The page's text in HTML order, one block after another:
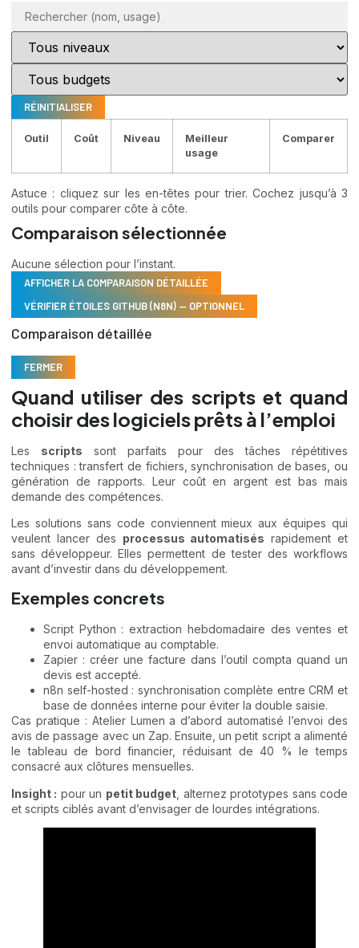
RÉINITIALISER
Outil Coût Niveau
Meilleur
usage
Comparer
Astuce : cliquez sur les en-têtes pour trier. Cochez jusqu’à 3
outils pour comparer côte à côte.
Comparaison sélectionnée
Aucune sélection pour l’instant.
AFFICHER LA COMPARAISON DÉTAILLÉE
VÉRIFIER ÉTOILES GITHUB (N8N) — OPTIONNEL
Comparaison détaillée
FERMER
Quand utiliser des scripts et quand
choisir des logiciels prêts à l’emploi
Les scripts sont parfaits pour des tâches répétitives
techniques : transfert de fichiers, synchronisation de bases, ou
génération de rapports. Leur coût en argent est bas mais
demande des compétences.
Les solutions sans code conviennent mieux aux équipes qui
veulent lancer des processus automatisés rapidement et
sans développeur. Elles permettent de tester des workflows
avant d’investir dans du développement.
Exemples concrets
Script Python : extraction hebdomadaire des ventes et
envoi automatique au comptable.
Zapier : créer une facture dans l’outil compta quand un
devis est accepté.
n8n self-hosted : synchronisation complète entre CRM et
base de données interne pour éviter la double saisie.
Cas pratique : Atelier Lumen a d’abord automatisé l’envoi des
avis de passage avec un Zap. Ensuite, un petit script a alimenté
le tableau de bord financier, réduisant de 40 % le temps
consacré aux clôtures mensuelles.
Insight : pour un petit budget , alternez prototypes sans code
et scripts ciblés avant d’envisager de lourdes intégrations.